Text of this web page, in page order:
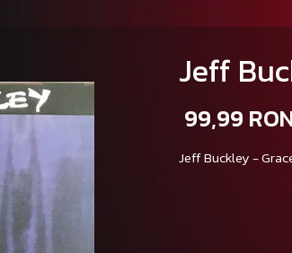
Jeff
99,99
Jeff Buckley -